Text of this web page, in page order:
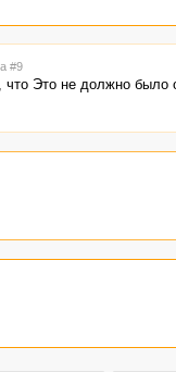
#9
Это не должно было